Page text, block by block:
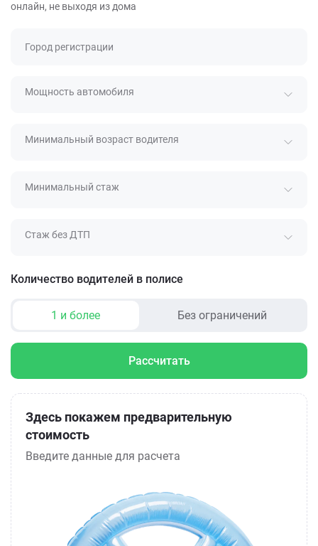
онлайн, не выходя из дома
Город регистрации
Мощность автомобиля
Минимальный возраст водителя
Минимальный стаж
Стаж без ДТП
Количество водителей в полисе
1 и более Без ограничений
Рассчитать
Здесь покажем предварительную
стоимость
Введите данные для расчета